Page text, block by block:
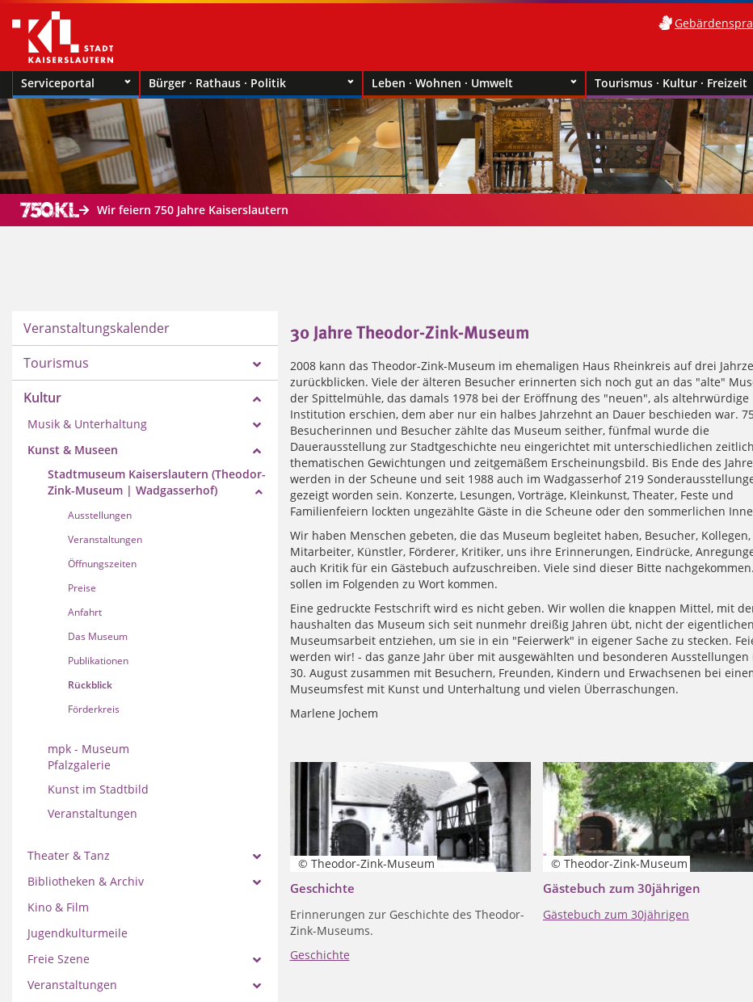
Serviceportal Bürger · Rathaus · Politik Leben · Wohnen · Umwelt Tourismus · Kultur · Freizeit
Wir feiern 750 Jahre Kaiserslautern
Veranstaltungskalender
Tourismus
Kultur
Musik & Unterhaltung
Kunst & Museen
Stadtmuseum Kaiserslautern (Theodor-
Zink-Museum | Wadgasserhof)
Ausstellungen
Veranstaltungen
Öffnungszeiten
Preise
Anfahrt
Das Museum
Publikationen
Rückblick
Förderkreis
mpk - Museum
Pfalzgalerie
Kunst im Stadtbild
Veranstaltungen
Theater & Tanz
Bibliotheken & Archiv
Kino & Film
Jugendkulturmeile
Freie Szene
Veranstaltungen
30 Jahre Theodor-Zink-Museum
2008 kann das Theodor-Zink-Museum im ehemaligen Haus Rheinkreis auf drei
zurückblicken. Viele der älteren Besucher erinnerten sich noch gut an das "alte"
der Spittelmühle, das damals 1978 bei der Eröffnung des "neuen", als altehrwürdige
Institution erschien, dem aber nur ein halbes Jahrzehnt an Dauer beschieden war.
Besucherinnen und Besucher zählte das Museum seither, fünfmal wurde die
Dauerausstellung zur Stadtgeschichte neu eingerichtet mit unterschiedlichen
thematischen Gewichtungen und zeitgemäßem Erscheinungsbild. Bis Ende des
werden in der Scheune und seit 1988 auch im Wadgasserhof 219
gezeigt worden sein. Konzerte, Lesungen, Vorträge, Kleinkunst, Theater, Feste und
Familienfeiern lockten ungezählte Gäste in die Scheune oder den sommerlichen
Wir haben Menschen gebeten, die das Museum begleitet haben, Besucher, Kollegen,
Mitarbeiter, Künstler, Förderer, Kritiker, uns ihre Erinnerungen, Eindrücke,
auch Kritik für ein Gästebuch aufzuschreiben. Viele sind dieser Bitte
sollen im Folgenden zu Wort kommen.
Eine gedruckte Festschrift wird es nicht geben. Wir wollen die knappen Mittel, mit
haushalten das Museum sich seit nunmehr dreißig Jahren übt, nicht der eigentlichen
Museumsarbeit entziehen, um sie in ein "Feierwerk" in eigener Sache zu stecken.
werden wir! - das ganze Jahr über mit ausgewählten und besonderen Ausstellungen
30. August zusammen mit Besuchern, Freunden, Kindern und Erwachsenen bei
Museumsfest mit Kunst und Unterhaltung und vielen Überraschungen.
Marlene Jochem
© Theodor-Zink-Museum
Geschichte
Erinnerungen zur Geschichte des Theodor-
Zink-Museums.
Geschichte
© Theodor-Zink-Museum
Gästebuch zum 30jährigen
Gästebuch zum 30jährigen